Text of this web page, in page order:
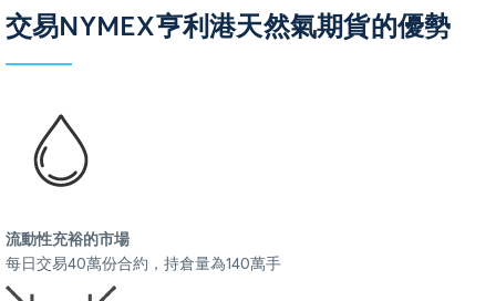
交易NYMEX亨利港天然氣期貨的優勢
流動性充裕的市場
每日交易40萬份合約，持倉量為140萬手